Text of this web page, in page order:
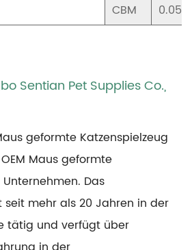
CBM
0.058
Sentian Pet Supplies Co.,
geformte Katzenspielzeug
OEM Maus geformte
. Das
seit mehr als 20 Jahren in der
tätig und verfügt über